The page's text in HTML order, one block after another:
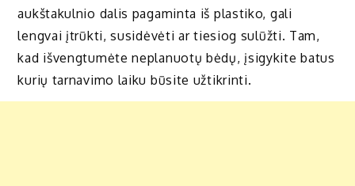
aukštakulnio dalis pagaminta iš plastiko, gali
lengvai įtrūkti, susidėvėti ar tiesiog sulūžti. Tam,
kad išvengtumėte neplanuotų bėdų, įsigykite batus
kurių tarnavimo laiku būsite užtikrinti.